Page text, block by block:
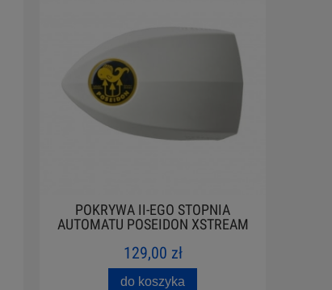
POKRYWA II-EGO STOPNIA
AUTOMATU POSEIDON XSTREAM
129,00 zł
do koszyka